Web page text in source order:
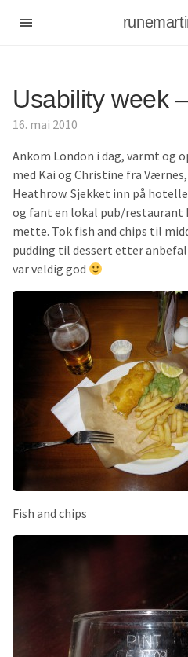
Usability week
16. mai 2010
Ankom London i dag, varmt og
med Kai og Christine fra
Heathrow. Sjekket inn på
og fant en lokal pub/restaurant
mette. Tok fish and chips til
pudding til dessert etter
var veldig god
Fish and chips